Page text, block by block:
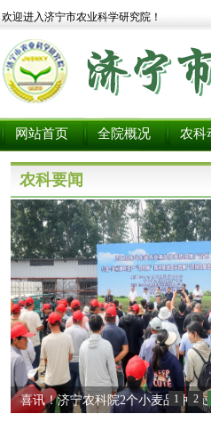
欢迎进入济宁市农业科学研究院！
网站首页 全院概况 农科
农科要闻
喜讯！济宁农科院2个小麦品种通
1 2